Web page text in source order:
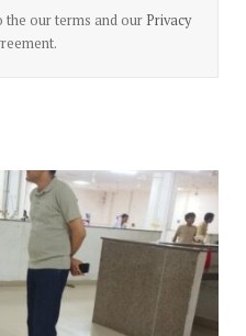
the our terms and our Privacy